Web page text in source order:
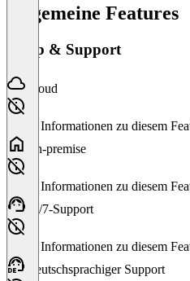
Allgemeine Features
Setup & Support
Cloud
Keine Informationen zu diesem
On-premise
Keine Informationen zu diesem
24/7-Support
Keine Informationen zu diesem
Deutschsprachiger Support